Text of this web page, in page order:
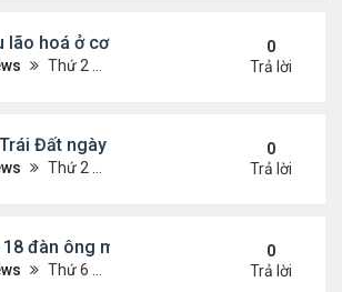
lão hoá ở cơ quan sinh dục nam
Thứ 2 Tháng 8 08, 2022 12:21 pm
0
Trả lời
Đất ngày càng rời xa Mặt Trời?
Thứ 2 Tháng 8 08, 2022 12:00 pm
0
Trả lời
đàn ông một lúc
Thứ 6 Tháng 8 05, 2022 4:18 pm
0
Trả lời